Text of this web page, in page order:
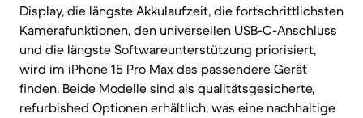
Display, die längste Akkulaufzeit, die fortschrittlichsten
Kamerafunktionen, den universellen USB-C-Anschluss
und die längste Softwareunterstützung priorisiert,
wird im iPhone 15 Pro Max das passendere Gerät
finden. Beide Modelle sind als qualitätsgesicherte,
refurbished Optionen erhältlich, was eine nachhaltige